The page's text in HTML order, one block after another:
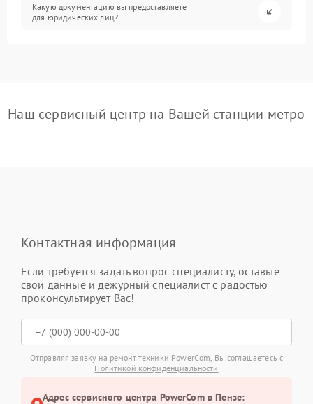
Какую документацию вы предоставляете
для юридических лиц?
Наш сервисный центр на Вашей станции метро
Контактная информация
Если требуется задать вопрос специалисту, оставьте
свои данные и дежурный специалист с радостью
проконсультирует Вас!
Отправляя заявку на ремонт техники PowerCom, Вы соглашаетесь с
Политикой конфиденциальности
Адрес сервисного центра PowerCom в Пензе: